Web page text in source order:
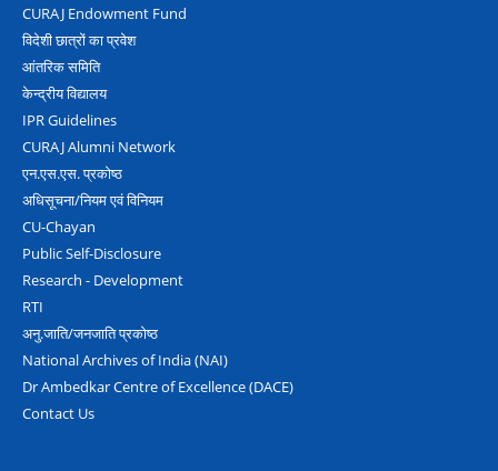
CURAJ Endowment Fund
विदेशी छात्रों का प्रवेश
आंतरिक समिति
केन्द्रीय विद्यालय
IPR Guidelines
CURAJ Alumni Network
एन.एस.एस. प्रकोष्‍ठ
अधिसूचना/नियम एवं विनियम
CU-Chayan
Public Self-Disclosure
Research - Development
RTI
अनु.जाति/जनजाति प्रकोष्‍ठ
National Archives of India (NAI)
Dr Ambedkar Centre of Excellence (DACE)
Contact Us